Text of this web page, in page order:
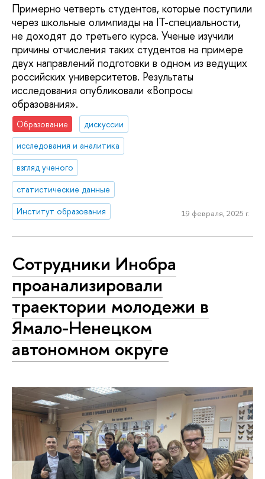
Примерно четверть студентов, которые поступили
через школьные олимпиады на IT-специальности,
не доходят до третьего курса. Ученые изучили
причины отчисления таких студентов на примере
двух направлений подготовки в одном из ведущих
российских университетов. Результаты
исследования опубликовали «Вопросы
образования».
Образование
дискуссии
исследования и аналитика
взгляд ученого
статистические данные
Институт образования
19 февраля, 2025 г.
Сотрудники Инобра
проанализировали
траектории молодежи в
Ямало-Ненецком
автономном округе